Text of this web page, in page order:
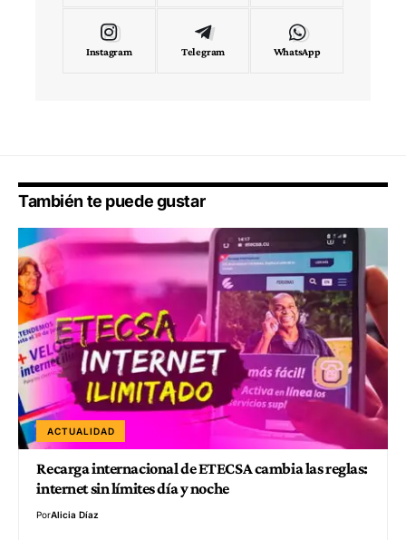
Instagram Telegram WhatsApp
También te puede gustar
ACTUALIDAD
Recarga internacional de ETECSA cambia las reglas:
internet sin límites día y noche
PorAlicia Díaz